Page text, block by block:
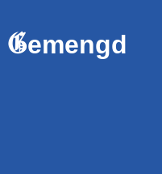
Gemengd